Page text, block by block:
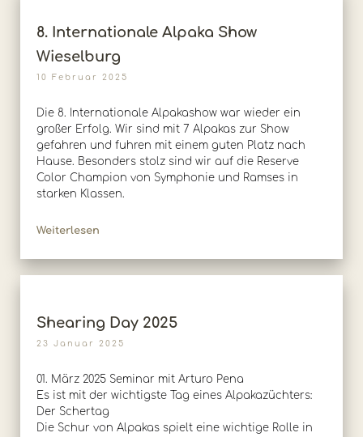
8. Internationale Alpaka Show
Wieselburg
10 Februar 2025
Die 8. Internationale Alpakashow war wieder ein
großer Erfolg. Wir sind mit 7 Alpakas zur Show
gefahren und fuhren mit einem guten Platz nach
Hause. Besonders stolz sind wir auf die Reserve
Color Champion von Symphonie und Ramses in
starken Klassen.
Weiterlesen
Shearing Day 2025
23 Januar 2025
01. März 2025 Seminar mit Arturo Pena
Es ist mit der wichtigste Tag eines Alpakazüchters:
Der Schertag
Die Schur von Alpakas spielt eine wichtige Rolle in